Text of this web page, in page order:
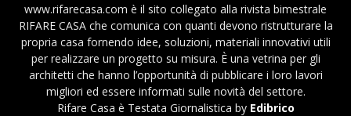
www.rifarecasa.com è il sito collegato alla rivista bimestrale
RIFARE CASA che comunica con quanti devono ristrutturare la
propria casa fornendo idee, soluzioni, materiali innovativi utili
per realizzare un progetto su misura. È una vetrina per gli
architetti che hanno l’opportunità di pubblicare i loro lavori
migliori ed essere informati sulle novità del settore.
Rifare Casa è Testata Giornalistica by Edibrico